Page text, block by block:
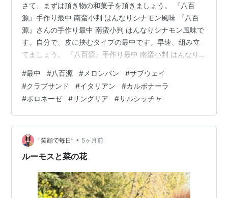
さて、まずは頂き物の和菓子を頂きましょう。 『八百
源』手作り最中 南蛮小判 はんなりシナモン風味 『八百
源』さんの手作り最中 南蛮小判 はんなりシナモン風味で
す。自分で、皮に挟むタイプの最中です。早速、組み立
てましょう。 『八百源』手作り最中 南蛮小判 はんなり
方式の最中は皮が香ばしいですね。さっくりした食感も
残ってます。たぶん、これが最中本来の皮ってコンセプ
トなんでしょうね。あと、形状が細長いので、割と組み
立てやすいし食べやすいですね。持ちやすいって感じで
す。お味は、甘みはちょっと抑えめですね。シナモンの
香りもしますが世のシナモンロールみた…
#最中 #八百源 # メロンパン #サブウェイ
#クラブサンド #イタリアン #カルボナーラ
#ボロネーゼ #サングリア #サルシッチャ
"笑顔で毎日” • 5ヶ月前
ルーモスと菜の花